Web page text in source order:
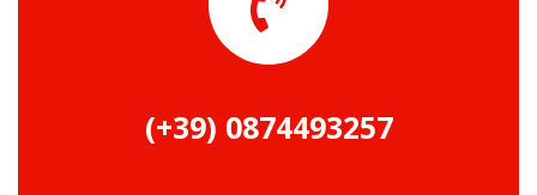
(+39) 0874493257